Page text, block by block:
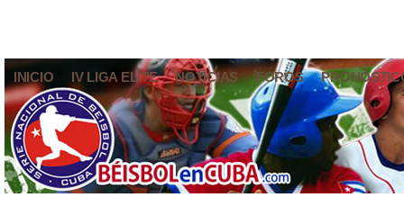
INICIO IV LIGA ELITE NOTICIAS FOROS